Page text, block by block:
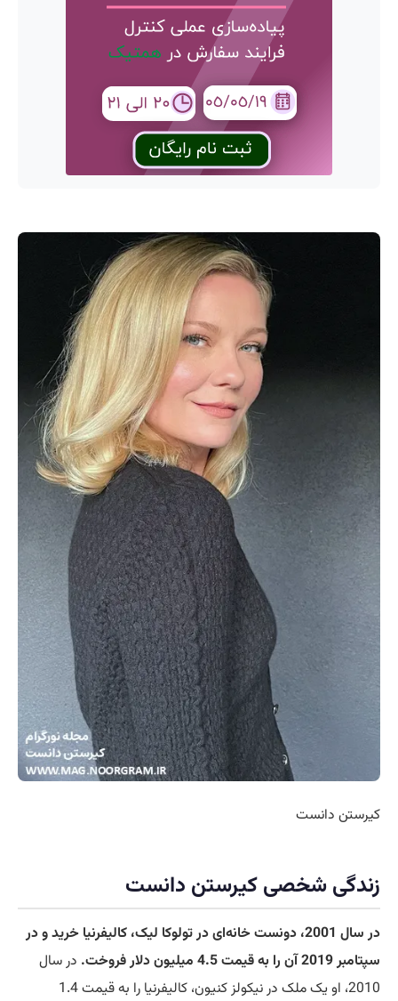
کیرستن دانست
زندگی شخصی کیرستن دانست
در سال 2001، دونست خانه‌ای در تولوکا لیک، کالیفرنیا خرید و در
سپتامبر 2019 آن را به قیمت 4.5 میلیون دلار فروخت.
در سال
2010، او یک ملک در نیکولز کنیون، کالیفرنیا را به قیمت 1.4